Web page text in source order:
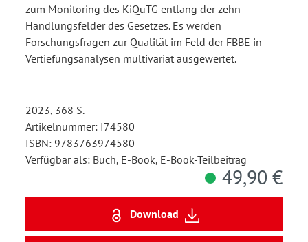
zum Monitoring des KiQuTG entlang der zehn
Handlungsfelder des Gesetzes. Es werden
Forschungsfragen zur Qualität im Feld der FBBE in
Vertiefungsanalysen multivariat ausgewertet.
2023, 368 S.
Artikelnummer: I74580
ISBN: 9783763974580
Verfügbar als: Buch, E-Book, E-Book-Teilbeitrag
49,90 €
Download